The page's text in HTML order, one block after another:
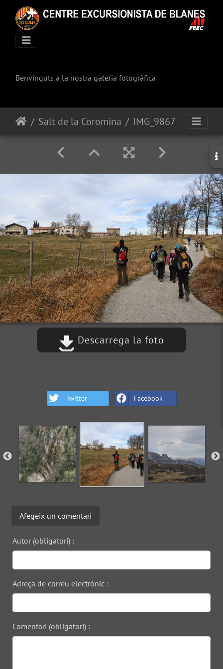
Benvinguts a la nostra galeria fotogràfica
Salt de la Coromina IMG_9867
Descarrega la foto
Twitter Facebook
Afegeix un comentari
Autor (obligatori) :
Adreça de correu electrònic :
Comentari (obligatori) :